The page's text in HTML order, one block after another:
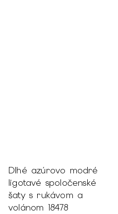
Dlhé azúrovo modré
ligotavé spoločenské
šaty s rukávom a
volánom 18478